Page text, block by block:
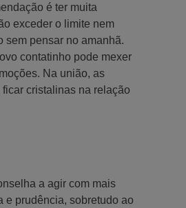
é ter muita
exceder o limite nem
sem pensar no amanhã.
contatinho pode mexer
Na união, as
cristalinas na relação
a agir com mais
e prudência, sobretudo ao